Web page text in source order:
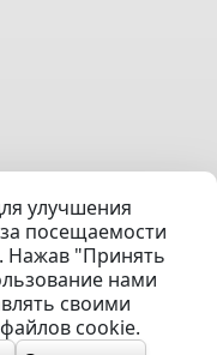
и обмен | УНП
улучшения
посещаемости
Нажав "Принять
нами
своими
cookie.